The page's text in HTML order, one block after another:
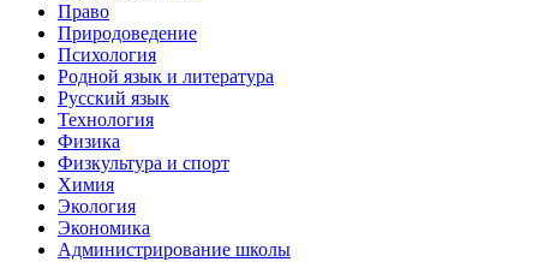
Право
Природоведение
Психология
Родной язык и литература
Русский язык
Технология
Физика
Физкультура и спорт
Химия
Экология
Экономика
Администрирование школы